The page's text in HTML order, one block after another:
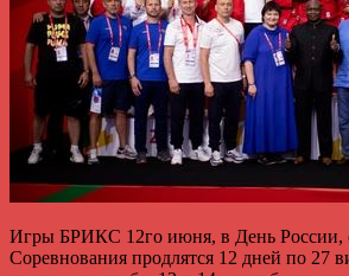
Игры БРИКС 12го июня, в День России,
Соревнования продлятся 12 дней по 27